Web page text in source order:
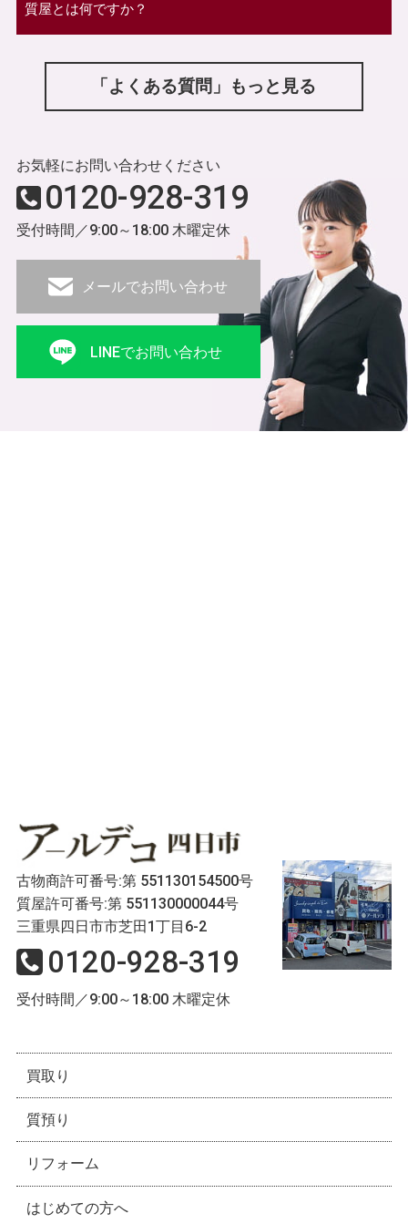
質屋とは何ですか？
「よくある質問」もっと見る
お気軽にお問い合わせください
0120-928-319
受付時間／9:00～18:00 木曜定休
メールでお問い合わせ
LINEでお問い合わせ
古物商許可番号:第 551130154500号
質屋許可番号:第 551130000044号
三重県四日市市芝田1丁目6-2
0120-928-319
受付時間／9:00～18:00 木曜定休
買取り
質預り
リフォーム
はじめての方へ